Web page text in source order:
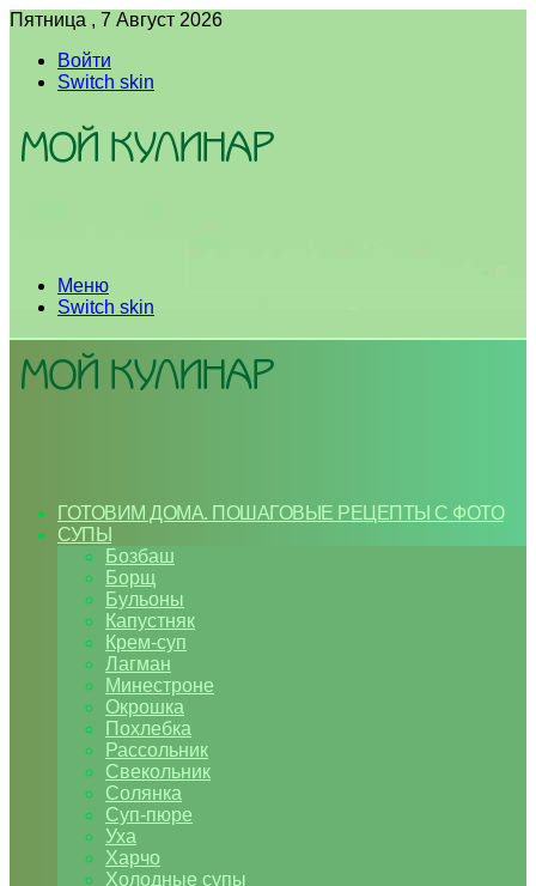
Пятница , 7 Август 2026
Войти
Switch skin
Меню
Switch skin
ГОТОВИМ ДОМА. ПОШАГОВЫЕ РЕЦЕПТЫ С ФОТО
СУПЫ
Бозбаш
Борщ
Бульоны
Капустняк
Крем-суп
Лагман
Минестроне
Окрошка
Похлебка
Рассольник
Свекольник
Солянка
Суп-пюре
Уха
Харчо
Холодные супы